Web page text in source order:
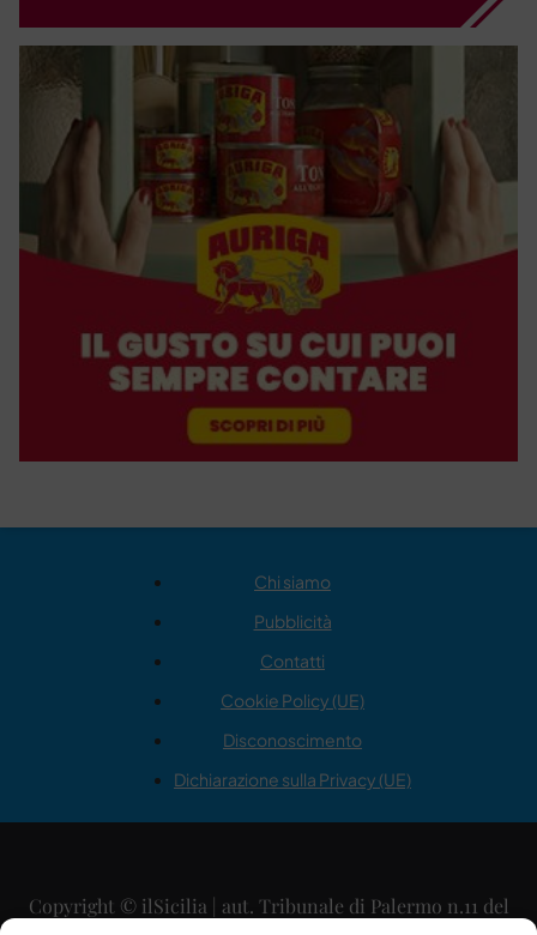
Chi siamo
Pubblicità
Contatti
Cookie Policy (UE)
Disconoscimento
Dichiarazione sulla Privacy (UE)
Copyright © ilSicilia | aut. Tribunale di Palermo n.11 del